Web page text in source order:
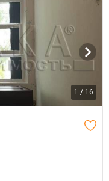
1 / 16